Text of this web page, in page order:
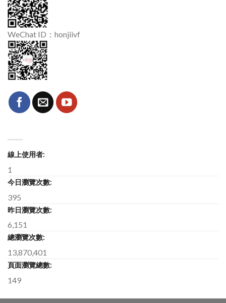
WeChat ID：honjiivf
線上使用者:
1
今日瀏覽次數:
395
昨日瀏覽次數:
6,151
總瀏覽次數:
13,870,401
頁面瀏覽總數:
149